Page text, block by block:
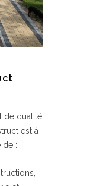
de qualité
est à
de :